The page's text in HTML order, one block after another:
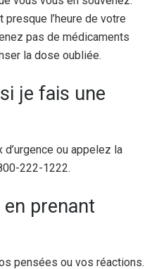
l’heure de votre
pas de médicaments
la dose oubliée.
je fais une
ou appelez la
222-1222.
prenant
pensées ou vos réactions.